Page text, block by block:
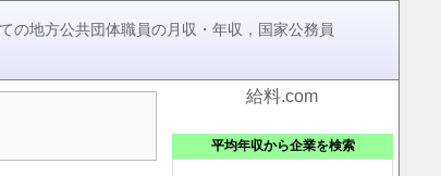
の地方公共団体職員の月収・年収，国家公務員
給料.com
平均年収から企業を検索